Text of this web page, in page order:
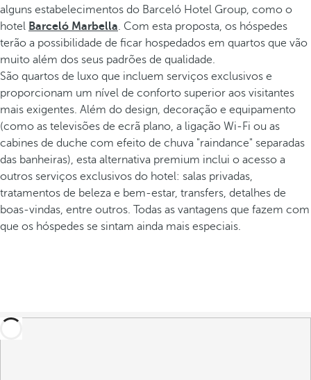
alguns estabelecimentos do Barceló Hotel Group, como o
hotel Barceló Marbella. Com esta proposta, os hóspedes
terão a possibilidade de ficar hospedados em quartos que vão
muito além dos seus padrões de qualidade.
São quartos de luxo que incluem serviços exclusivos e
proporcionam um nível de conforto superior aos visitantes
mais exigentes. Além do design, decoração e equipamento
(como as televisões de ecrã plano, a ligação Wi-Fi ou as
cabines de duche com efeito de chuva "raindance" separadas
das banheiras), esta alternativa premium inclui o acesso a
outros serviços exclusivos do hotel: salas privadas,
tratamentos de beleza e bem-estar, transfers, detalhes de
boas-vindas, entre outros. Todas as vantagens que fazem com
que os hóspedes se sintam ainda mais especiais.